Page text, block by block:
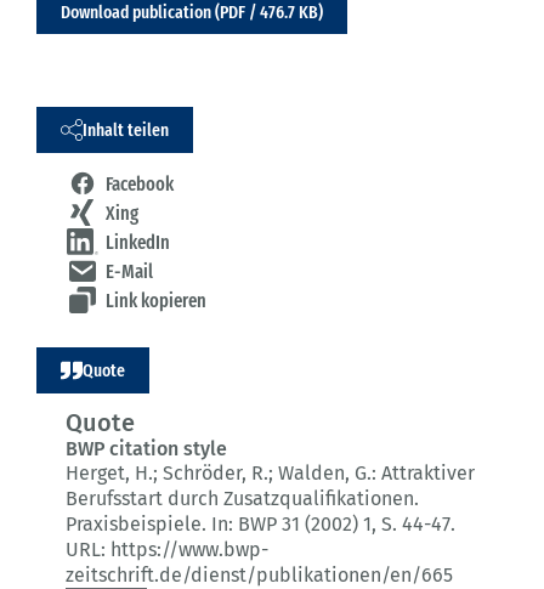
Download publication (PDF / 476.7 KB)
Inhalt teilen
Facebook
Xing
LinkedIn
E-Mail
Link kopieren
Quote
Quote
BWP citation style
Herget, H.; Schröder, R.; Walden, G.: Attraktiver
Berufsstart durch Zusatzqualifikationen.
Praxisbeispiele. In: BWP 31 (2002) 1, S. 44-47.
URL: https://www.bwp-
zeitschrift.de/dienst/publikationen/en/665